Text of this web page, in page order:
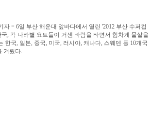
자 = 6일 부산 해운대 앞바다에서 열린 '2012 부산 수퍼컵
, 각 나라별 요트들이 거센 바람을 타면서 힘차게 물살을
한국, 일본, 중국, 미국, 러시아, 캐나다, 스웨덴 등 10개국
겨뤘다.